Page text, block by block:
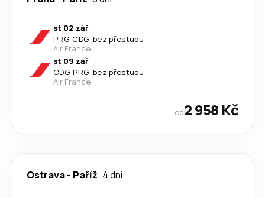
st 02 zář
PRG-CDG· bez přestupu
Air France
st 09 zář
CDG-PRG· bez přestupu
Air France
od2 958 Kč
Ostrava- Paříž 4 dni